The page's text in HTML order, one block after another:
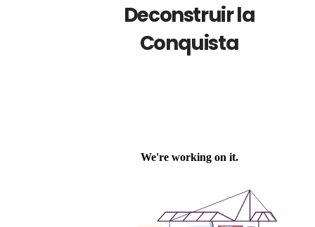
Deconstruir la
Conquista